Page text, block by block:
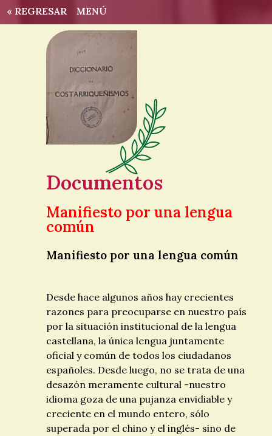
« REGRESAR MENÚ
Documentos
Manifiesto por una lengua
común
Manifiesto por una lengua común
Desde hace algunos años hay crecientes
razones para preocuparse en nuestro país
por la situación institucional de la lengua
castellana, la única lengua juntamente
oficial y común de todos los ciudadanos
españoles. Desde luego, no se trata de una
desazón meramente cultural -nuestro
idioma goza de una pujanza envidiable y
creciente en el mundo entero, sólo
superada por el chino y el inglés- sino de